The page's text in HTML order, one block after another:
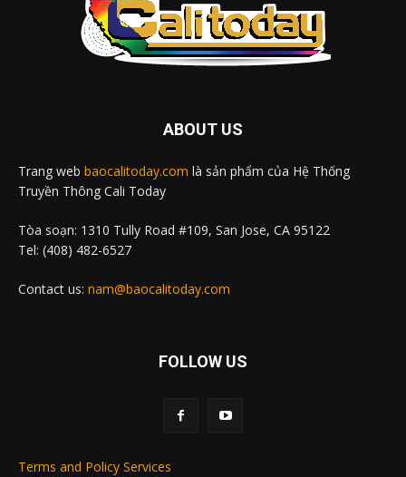
ABOUT US
Trang web baocalitoday.com là sản phẩm của Hệ Thống
Truyền Thông Cali Today
Tòa soạn: 1310 Tully Road #109, San Jose, CA 95122
Tel: (408) 482-6527
Contact us: nam@baocalitoday.com
FOLLOW US
Terms and Policy Services